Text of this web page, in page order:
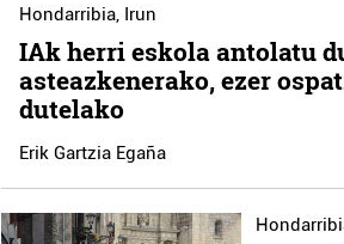
Hondarribia, Irun
IAk herri eskola antolatu
asteazkenerako, ezer
dutelako
Erik Gartzia Egaña